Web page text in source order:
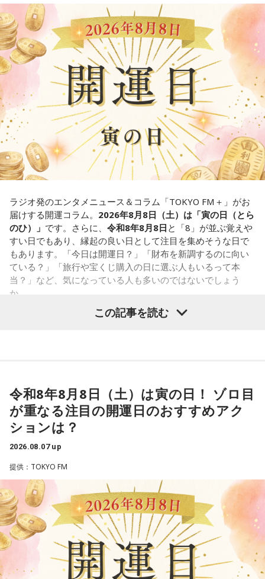
す。
＊
我慢できるのは、あなたが優しくて、まわりを思いやれる証
拠です。あとは少しだけ、自分の本音も大切にしてあげまし
■監修者プロフィール：草彅健太（くさなぎ・けんた）
東京池袋占い館セレーネ所属。メンタルケアカウンセラー。
鑑定件数は若い女性を中心に7,000件を超え、占いイベントや
アプリの監修も手がける。また、イベントMCや声優としての
活動もしており、芸能関係者からの依頼も多い。
Webサイト：
https://selene-uranai.com/
【解説】
この心理テストでわかることは、あなたの「我慢しすぎ・自
己主張ニガテ度」です。
ダムの水は「溜め込んだ本音や感情」を暗示しています。ダ
ムの何が気になったかで、あなたがなぜ言いたいことを飲み
込んでしまうのか……その理由と、我慢の深さがわかります。
【解答】
1．こぼれてしまわないか……我慢しすぎ度90％
限界が気になったあなた。本音をギリギリまで溜め込んでい
ませんか。「嫌われるかも」という不安から、言葉を飲み込
み続けてきたのでは。でも、あなたが少し本音を見せても、
大切な人は離れていきません。小さな「イヤ」から、言葉に
してみましょう。
2．こんなに必要なのか……我慢しすぎ度45％
水の価値を気にしたあなた。裏を返せば、自分の意見に「言
うほどの価値があるのかな」と、自信を持てずにいるのかも
しれません。しかし、あなたの考えには、ちゃんと意味があ
ります。肩の力を抜いて、まずは思ったことを口にする練習
てみては。
4．どうやって放水しているのか……我慢しすぎ度20％
上手な出し方を気にしたあなた。本音を出そうという意識は
しっかり持っているので、我慢しすぎは少なめです。ただ、
ことも。完璧を意識しすぎず、素直に伝えてみるのがコツで
す。
＊
我慢できるのは、あなたが優しくて、まわりを思いやれる証
拠です。あとは少しだけ、自分の本音も大切にしてあげまし
ラジオ発のエンタメニュース＆コラム「TOKYO FM＋」がお
届けする開運コラム。 2026年8月8日（土）は「寅の日（とら
のひ）」 です。さらに、 令和8年8月8日 と「8」が並ぶ覚えや
すい日でもあり、縁起の良い日として注目を集めそうな日で
もあります。「今日は開運日？」「財布を新調するのに向い
ている？」「旅行や宝くじ購入の日に選ぶ人もいるって本
当？」など、気になっている人も多いのではないでしょう
か。
寅の日は、古くから金運や旅立ちに縁起が良いとされる吉日
■2026年8月8日はどんな日？
2026年8月8日（土）・先勝
・寅の日
・六曜「先勝」（午前中が吉とされる）
「8」が並ぶことから縁起の良い日というイメージを持つ人も
いますが、暦の上では寅の日にあたるのが最大の特徴です。
先勝で、一般的には午前中が吉、午後は控えめ
に過ごすのが良いという考え方があります。
この記事を読む
令和8年8月8日（土）は寅の日！ ゾロ目
が重なる注目の開運日のおすすめアク
ションは？
2026.08.07 up
提供：TOKYO FM